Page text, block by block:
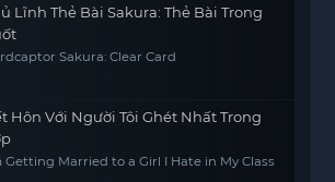
Lĩnh Thẻ Bài Sakura: Thẻ Bài Trong
Sakura: Clear Card
Hôn Với Người Tôi Ghét Nhất Trong
Getting Married to a Girl I Hate in My Class